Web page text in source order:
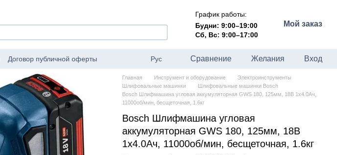
График работы:
Будни: 9:00–19:00
Сб, Вс: 9:00–17:00
Мой заказ
Договор публичной оферты Рус Сравнение Желания Вход
Главная Инструмент и оборудование
Электроинструменты
Шлифовальные машинки
Шлифовальные машинки Bosch
Bosch Шлифмашина угловая аккумуляторная GWS 180, 125мм, 18В 1х4.0Ач,
11000об/мин, бесщеточная, 1.6кг
Bosch Шлифмашина угловая
аккумуляторная GWS 180, 125мм, 18В
1х4.0Ач, 11000об/мин, бесщеточная, 1.6кг